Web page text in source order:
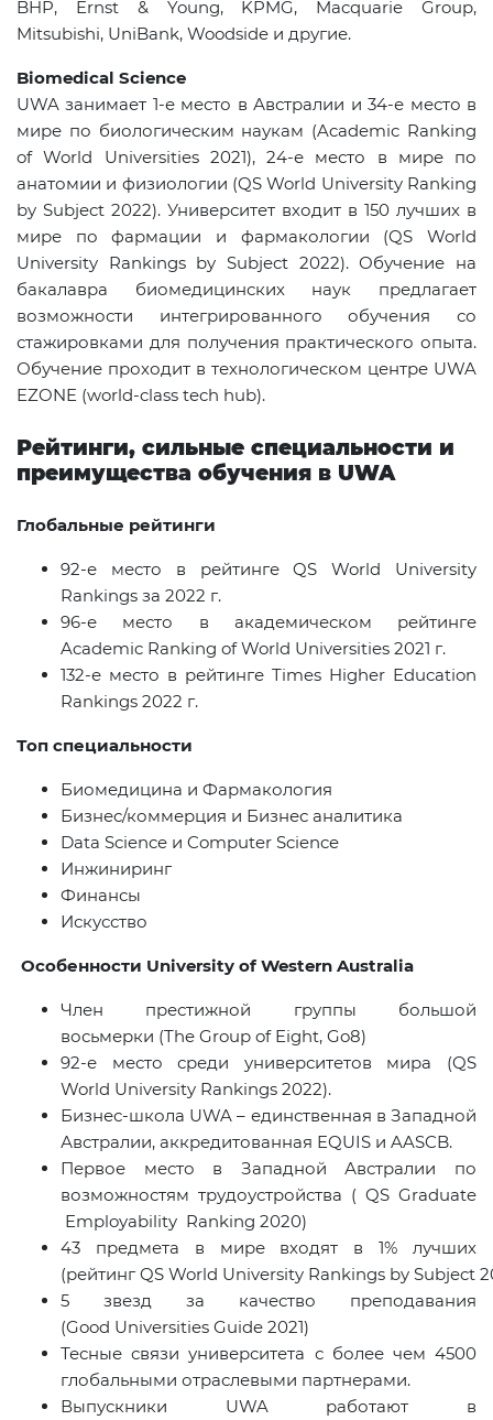
BHP, Ernst& Young, KPMG, Macquarie Group,
Mitsubishi, UniBank, Woodside и другие.
Biomedical Science
UWA занимает 1-е место в Австралии и 34-е место в
мире по биологическим наукам (Academic Ranking
of World Universities2021), 24-е место в мире по
анатомии и физиологии (QS World University Ranking
by Subject 2022). Университет входит в 150 лучших в
мире по фармации и фармакологии (QS
World
University Rankings by Subject 2022). Обучение на
бакалавра биомедицинских наук предлагает
возможности интегрированного обучения со
стажировками для получения практического опыта.
Обучение проходит в технологическом центре UWA
EZONE (world-class tech hub).
Рейтинги, сильные специальности и
преимущества обучения в UWA
Глобальные рейтинги
92-е место в рейтингеQS World University
Rankings за 2022 г.
96-е место в академическом рейтинге
Academic Ranking of World Universities 2021 г.
132-е место в рейтинге Times Higher Education
Rankings 2022 г.
Топ специальности
Биомедицина и Фармакология
Бизнес/коммерция и Бизнес аналитика
Data Science и Computer Science
Инжиниринг
Финансы
Искусство
Особенности University of Western Australia
Член престижной группы большой
восьмерки (The Group of Eight, Go8)
92-е место среди университетов мира (QS
World University Rankings 2022).
Бизнес-школа UWA– единственная в Западной
Австралии, аккредитованная EQUIS и AASCB.
Первое место в Западной Австралии по
возможностям трудоустройства ( QS Graduate
Employability Ranking 2020)
43 предмета в мире входят в 1% лучших
(рейтинг QS World University Rankings by Subject
5 звезд за качество преподавания
(Good Universities Guide 2021)
Тесные связи университета с более чем 4500
глобальными отраслевыми партнерами.
Выпускники UWA работают в